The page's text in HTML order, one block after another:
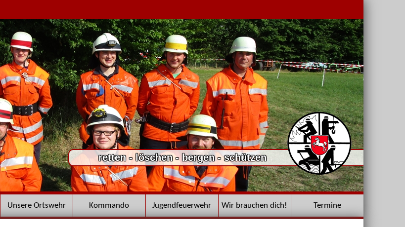
retten - löschen - bergen - schützen
Unsere Ortswehr Kommando Jugendfeuerwehr Wir brauchen dich! Termine